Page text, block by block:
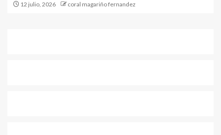
12 julio, 2026 coral magariño fernandez